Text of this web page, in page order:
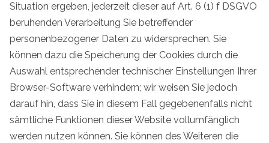
Situation ergeben, jederzeit dieser auf Art. 6 (1) f DSGVO
beruhenden Verarbeitung Sie betreffender
personenbezogener Daten zu widersprechen. Sie
können dazu die Speicherung der Cookies durch die
Auswahl entsprechender technischer Einstellungen Ihrer
Browser-Software verhindern; wir weisen Sie jedoch
darauf hin, dass Sie in diesem Fall gegebenenfalls nicht
sämtliche Funktionen dieser Website vollumfänglich
werden nutzen können. Sie können des Weiteren die